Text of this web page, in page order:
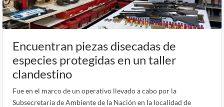
Encuentran piezas disecadas de
especies protegidas en un taller
clandestino
Fue en el marco de un operativo llevado a cabo por la
Subsecretaría de Ambiente de la Nación en la localidad de